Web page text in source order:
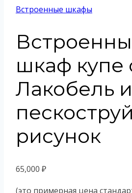
Встроенные шкафы
шкаф купе
Лакобель и
рисунок
65,000 ₽
(это примерная цена